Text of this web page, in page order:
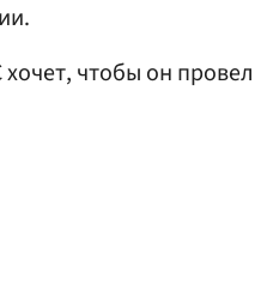
хочет, чтобы он провел